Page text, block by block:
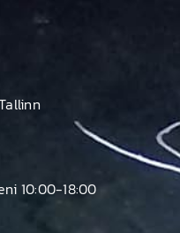
10:00-18:00